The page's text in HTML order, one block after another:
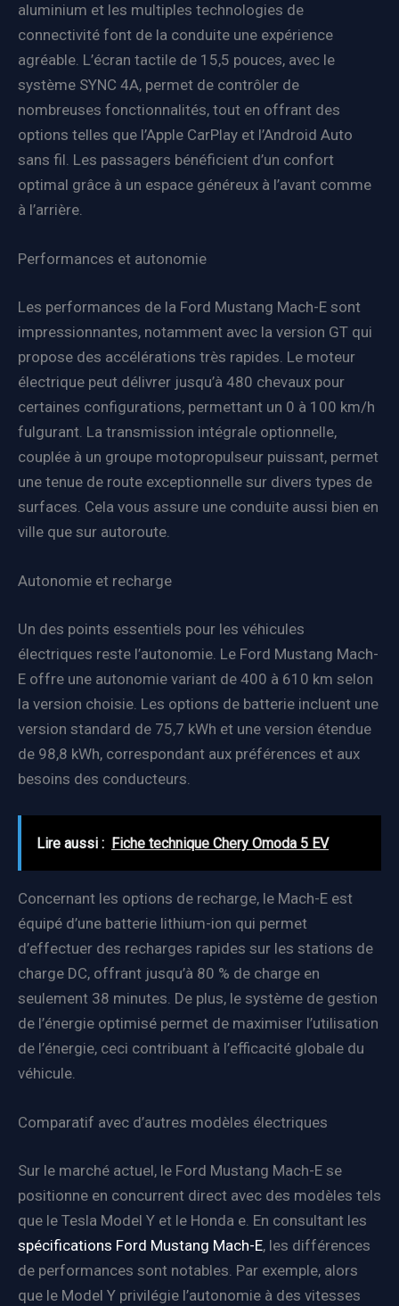
aluminium et les multiples technologies de
connectivité font de la conduite une expérience
agréable. L’écran tactile de 15,5 pouces, avec le
système SYNC 4A, permet de contrôler de
nombreuses fonctionnalités, tout en offrant des
options telles que l’Apple CarPlay et l’Android Auto
sans fil. Les passagers bénéficient d’un confort
optimal grâce à un espace généreux à l’avant comme
à l’arrière.
Performances et autonomie
Les performances de la Ford Mustang Mach-E sont
impressionnantes, notamment avec la version GT qui
propose des accélérations très rapides. Le moteur
électrique peut délivrer jusqu’à 480 chevaux pour
certaines configurations, permettant un 0 à 100 km/h
fulgurant. La transmission intégrale optionnelle,
couplée à un groupe motopropulseur puissant, permet
une tenue de route exceptionnelle sur divers types de
surfaces. Cela vous assure une conduite aussi bien en
ville que sur autoroute.
Autonomie et recharge
Un des points essentiels pour les véhicules
électriques reste l’autonomie. Le Ford Mustang Mach-
E offre une autonomie variant de 400 à 610 km selon
la version choisie. Les options de batterie incluent une
version standard de 75,7 kWh et une version étendue
de 98,8 kWh, correspondant aux préférences et aux
besoins des conducteurs.
Lire aussi : Fiche technique Chery Omoda 5 EV
Concernant les options de recharge, le Mach-E est
équipé d’une batterie lithium-ion qui permet
d’effectuer des recharges rapides sur les stations de
charge DC, offrant jusqu’à 80 % de charge en
seulement 38 minutes. De plus, le système de gestion
de l’énergie optimisé permet de maximiser l’utilisation
de l’énergie, ceci contribuant à l’efficacité globale du
véhicule.
Comparatif avec d’autres modèles électriques
Sur le marché actuel, le Ford Mustang Mach-E se
positionne en concurrent direct avec des modèles tels
que le Tesla Model Y et le Honda e. En consultant les
spécifications Ford Mustang Mach-E, les différences
de performances sont notables. Par exemple, alors
que le Model Y privilégie l’autonomie à des vitesses